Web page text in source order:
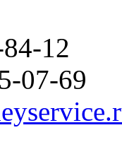
12
07-69